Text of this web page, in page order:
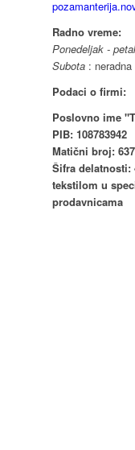
Radno vreme:
Ponedeljak -
Subota : neradna
Podaci o firmi:
Poslovno ime
PIB: 108783942
Matični broj:
Šifra delatnosti:
tekstilom u
prodavnicama